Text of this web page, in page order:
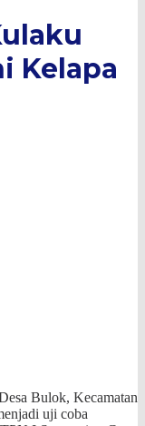
Kelapa
Bulok, Kecamatan
uji coba